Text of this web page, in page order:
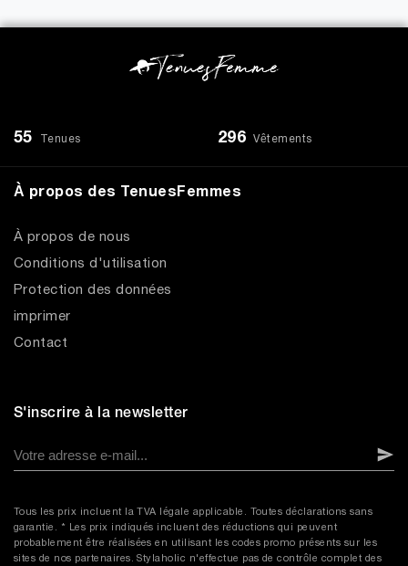
55 Tenues 296 Vêtements
À propos des TenuesFemmes
À propos de nous
Conditions d'utilisation
Protection des données
imprimer
Contact
S'inscrire à la newsletter
Tous les prix incluent la TVA légale applicable. Toutes déclarations sans
garantie. * Les prix indiqués incluent des réductions qui peuvent
probablement être réalisées en utilisant les codes promo présents sur les
sites de nos partenaires. Stylaholic n'effectue pas de contrôle complet des